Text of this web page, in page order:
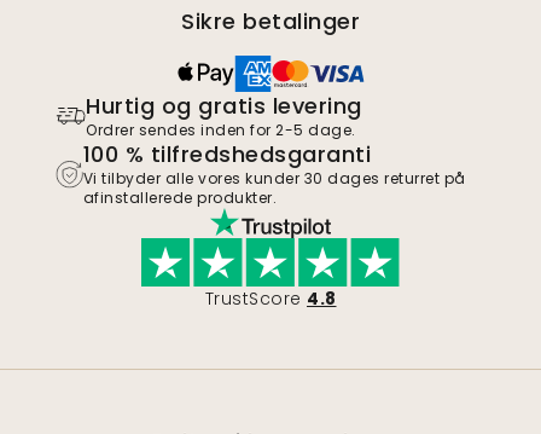
Sikre betalinger
Hurtig og gratis levering
Ordrer sendes inden for 2-5 dage.
100 % tilfredshedsgaranti
Vi tilbyder alle vores kunder 30 dages returret på
afinstallerede produkter.
TrustScore 4.8